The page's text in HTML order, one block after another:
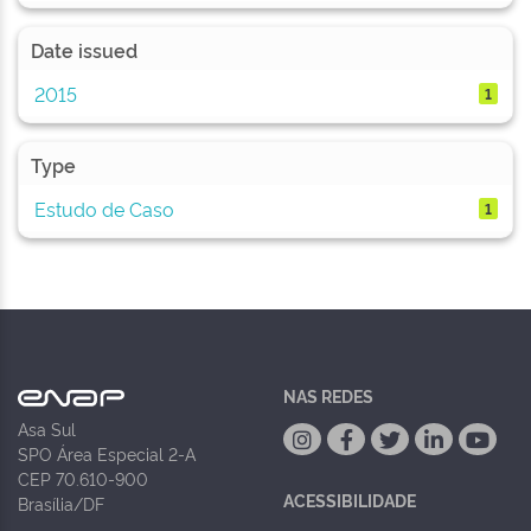
Date issued
2015
1
Type
Estudo de Caso
1
Asa Sul
SPO Área Especial 2-A
CEP 70.610-900
Brasília/DF
NAS REDES
ACESSIBILIDADE